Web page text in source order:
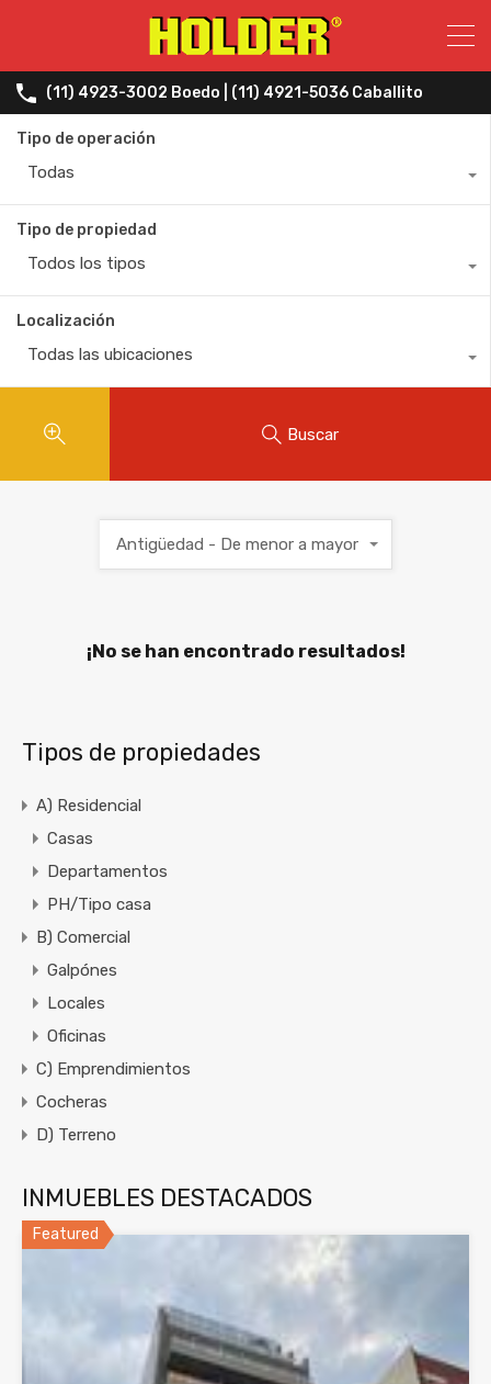
(11) 4923-3002 Boedo | (11) 4921-5036 Caballito
Tipo de operación
Todas
Tipo de propiedad
Todos los tipos
Localización
Todas las ubicaciones
Buscar
Antigüedad - De menor a mayor
¡No se han encontrado resultados!
Tipos de propiedades
A) Residencial
Casas
Departamentos
PH/Tipo casa
B) Comercial
Galpónes
Locales
Oficinas
C) Emprendimientos
Cocheras
D) Terreno
INMUEBLES DESTACADOS
Featured